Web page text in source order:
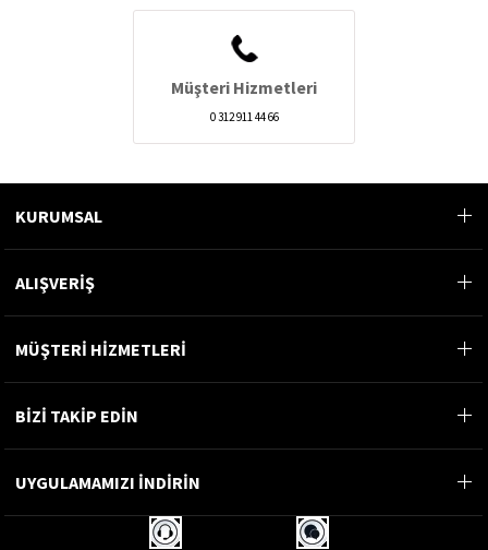
Müşteri Hizmetleri
0 312 911 44 66
KURUMSAL
ALIŞVERİŞ
MÜŞTERİ HİZMETLERİ
BİZİ TAKİP EDİN
UYGULAMAMIZI İNDİRİN